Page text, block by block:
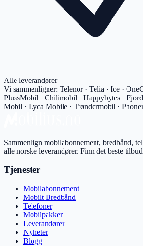
Alle leverandører
Vi sammenligner: Telenor · Telia · Ice ·
PlussMobil · Chilimobil · Happybytes ·
Mobil · Lyca Mobile · Trøndermobil ·
Sammenlign mobilabonnement, bredbånd,
alle norske leverandører. Finn det beste
Tjenester
Mobilabonnement
Mobilt Bredbånd
Telefoner
Mobilpakker
Leverandører
Nyheter
Blogg